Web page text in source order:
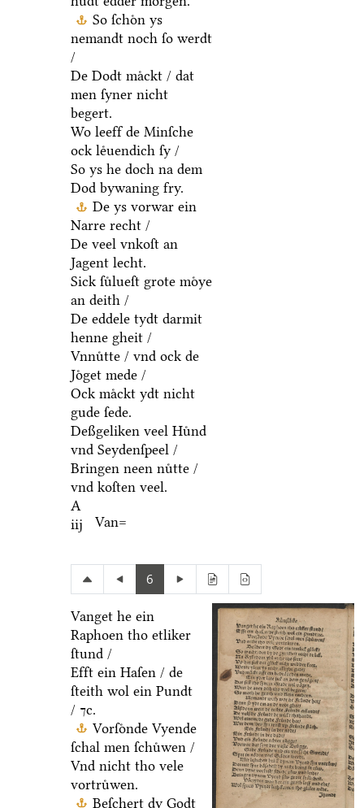
So ſchoͤn ys
nemandt noch ſo werdt
/
De Dodt maͤckt / dat
men ſyner nicht
begert.
Wo leeff de Minſche
ock leͤuendich ſy /
So ys he doch na dem
Dod bywaning fry.
De ys vorwar ein
Narre recht /
De veel vnkoſt an
Jagent lecht.
Sick ſuͤlueſt grote moͤye
an deith /
De eddele tydt darmit
henne gheit /
Vnnuͤtte / vnd ock de
Joͤget mede /
Ock maͤckt ydt nicht
gude ſede.
Deßgeliken veel Huͤnd
vnd Seydenſpeel /
Bringen neen nuͤtte /
vnd koſten veel.
A
iij
Van=
6
Vanget he ein
Raphoen tho etliker
ſtund /
Efft ein Haſen / de
ſteith wol ein Pundt
/ ⁊c.
Vorſoͤnde Vyende
ſchal men ſchuͤwen /
Vnd nicht tho vele
vortruͤwen.
Beſchert dy Godt